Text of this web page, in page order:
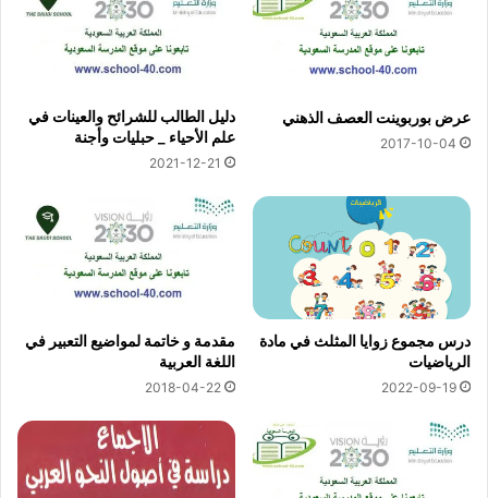
عرض بوربوينت العصف الذهني
2017-10-04
دليل الطالب للشرائح والعينات في
علم الأحياء _ حبليات وأجنة
2021-12-21
درس مجموع زوايا المثلث في مادة
الرياضيات
2022-09-19
مقدمة و خاتمة لمواضيع التعبير في
اللغة العربية
2018-04-22